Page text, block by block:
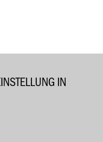
IN